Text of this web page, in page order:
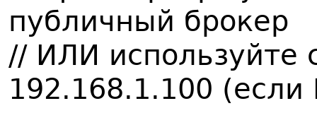
публичный брокер
// ИЛИ используйте
192.168.1.100 (если